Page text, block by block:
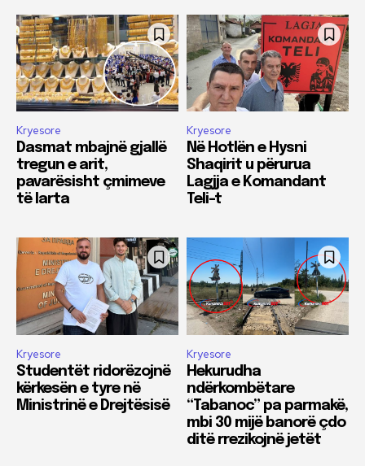
Kryesore
Dasmat mbajnë gjallë
tregun e arit,
pavarësisht çmimeve
të larta
Kryesore
Në Hotlën e Hysni
Shaqirit u përurua
Lagjja e Komandant
Teli-t
Kryesore
Studentët ridorëzojnë
kërkesën e tyre në
Ministrinë e Drejtësisë
Kryesore
Hekurudha
ndërkombëtare
“Tabanoc” pa parmakë,
mbi 30 mijë banorë çdo
ditë rrezikojnë jetët